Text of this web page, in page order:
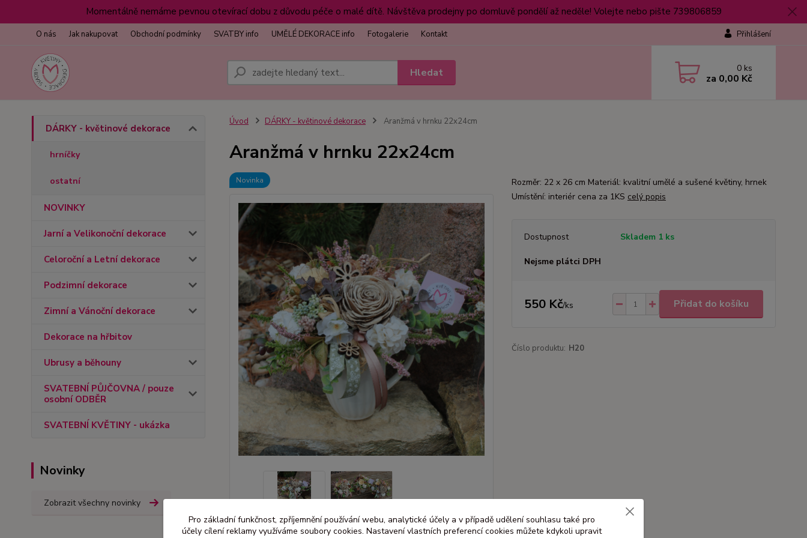
Momentálně nemáme pevnou otevírací dobu z důvodu péče o malé dítě. Návštěva prodejny po domluvě pondělí až neděle! Volejte nebo pište 739806859
O nás Jak nakupovat Obchodní podmínky SVATBY info UMĚLÉ DEKORACE info Fotogalerie Kontakt Přihlášení
Hledat 0 ks
za 0,00 Kč
DÁRKY - květinové dekorace
hrníčky
ostatní
NOVINKY
Jarní a Velikonoční dekorace
Celoroční a Letní dekorace
Podzimní dekorace
Zimní a Vánoční dekorace
Dekorace na hřbitov
Ubrusy a běhouny
SVATEBNÍ PŮJČOVNA / pouze
osobní ODBĚR
SVATEBNÍ KVĚTINY - ukázka
Novinky
Zobrazit všechny novinky
Úvod DÁRKY - květinové dekorace Aranžmá v hrnku 22x24cm
Aranžmá v hrnku 22x24cm
Novinka
Rozměr: 22 x 26 cm Materiál: kvalitní umělé a sušené květiny, hrnek
Umístění: interiér cena za 1KS celý popis
Dostupnost Skladem 1 ks
Nejsme plátci DPH
550 Kč/ks Přidat do košíku
Číslo produktu: H20
Pro základní funkčnost, zpříjemnění používání webu, analytické účely a v případě udělení souhlasu také pro
účely cílení reklamy využíváme soubory cookies. Nastavení vlastních preferencí cookies můžete kdykoli upravit